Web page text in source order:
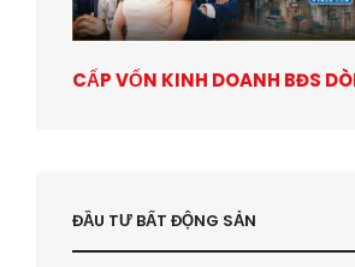
CẤP VỐN KINH DOANH BĐS
ĐẦU TƯ BẤT ĐỘNG SẢN